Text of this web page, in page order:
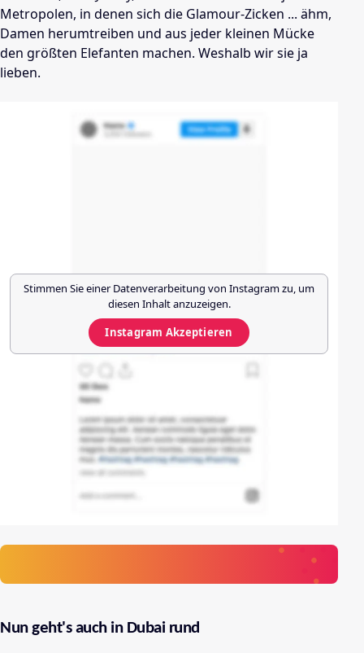
Metropolen, in denen sich die Glamour-Zicken ... ähm,
Damen herumtreiben und aus jeder kleinen Mücke
den größten Elefanten machen. Weshalb wir sie ja
lieben.
Stimmen Sie einer Datenverarbeitung von Instagramzu, um
diesen Inhalt anzuzeigen.
Instagram Akzeptieren
Nun geht's auch in Dubai rund